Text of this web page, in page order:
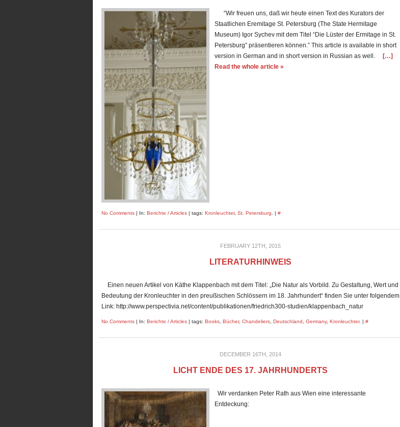
“Wir freuen uns, daß wir heute einen Text des Kurators der
Staatlichen Eremitage St. Petersburg (The State Hermitage
Museum) Igor Sychev mit dem Titel “Die Lüster der Ermitage in St.
Petersburg” präsentieren können.” This article is available in short
version in German and in short version in Russian as well.
[…]
Read the whole article »
No Comments | In: Berichte / Articles | tags: Kronleuchter, St. Petersburg . | #
FEBRUARY 12TH, 2015
LITERATURHINWEIS
Einen neuen Artikel von Käthe Klappenbach mit dem Titel: „Die Natur als Vorbild. Zu Gestaltung, Wert und
Bedeutung der Kronleuchter in den preußischen Schlössern im 18. Jahrhundert“ finden Sie unter folgendem
Link: http://www.perspectivia.net/content/publikationen/friedrich300-studien/klappenbach_natur
No Comments | In: Berichte / Articles | tags: Books Bücher, Chandeliers Deutschland Germany, Kronleuchter. | #
DECEMBER 16TH, 2014
LICHT ENDE DES 17. JAHRHUNDERTS
Wir verdanken Peter Rath aus Wien eine interessante
Entdeckung: